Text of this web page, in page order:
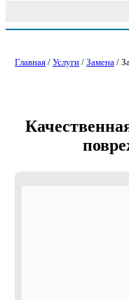
Главная / Услуги / Замена /